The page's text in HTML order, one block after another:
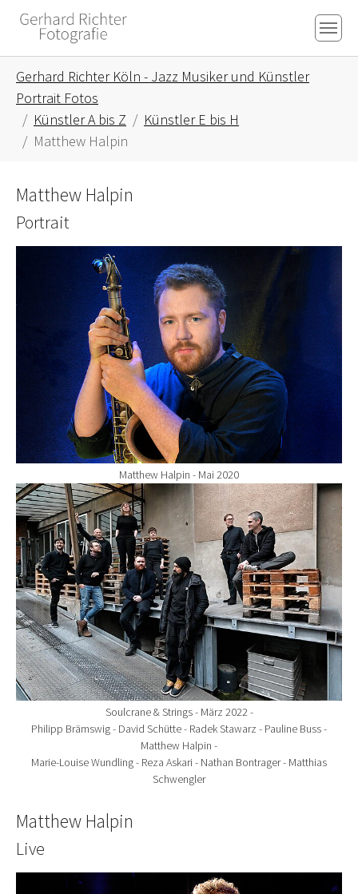
Skip to main content
Skip to page footer
Gerhard Richter Köln - Jazz Musiker und Künstler
Portrait Fotos
Künstler A bis Z
Künstler E bis H
Matthew Halpin
Matthew Halpin
Portrait
Show larger version for:
Matthew Halpin - Mai 2020
Show larger version for:
Soulcrane & Strings - März 2022 -
Philipp Brämswig - David Schütte - Radek Stawarz - Pauline Buss -
Matthew Halpin -
Marie-Louise Wundling - Reza Askari - Nathan Bontrager - Matthias
Schwengler
Matthew Halpin
Live
Show larger version for: